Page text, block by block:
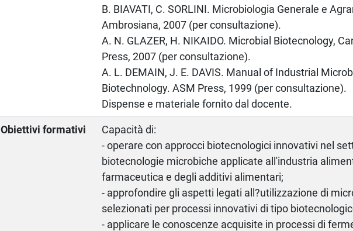
B. BIAVATI, C. SORLINI. Microbiologia Generale e
Ambrosiana, 2007 (per consultazione).
A. N. GLAZER, H. NIKAIDO. Microbial Biotecnology,
Press, 2007 (per consultazione).
A. L. DEMAIN, J. E. DAVIS. Manual of Industrial
Biotechnology. ASM Press, 1999 (per consultazione).
Dispense e materiale fornito dal docente.
Obiettivi formativi
Capacità di:
- operare con approcci biotecnologici innovativi nel
biotecnologie microbiche applicate all'industria
farmaceutica e degli additivi alimentari;
- approfondire gli aspetti legati all?utilizzazione di
selezionati per processi innovativi di tipo
- applicare le conoscenze acquisite in processi di